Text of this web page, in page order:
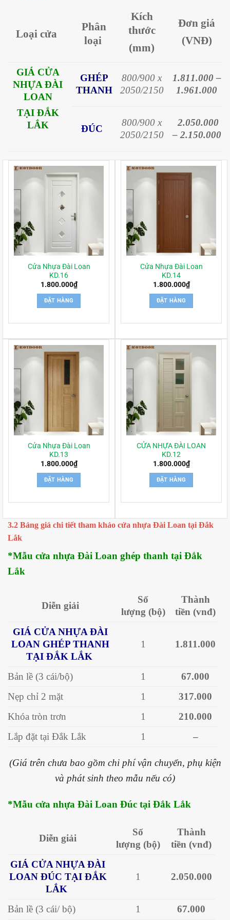
Loại cửa
Phân
loại
Kích
thước
(mm)
Đơn giá
(VNĐ)
GIÁ CỬA
NHỰA ĐÀI
LOAN
TẠI ĐẮK
LẮK
GHÉP
THANH
800/900 x
2050/2150
1.811.000 –
1.961.000
ĐÚC
800/900 x
2050/2150
2.050.000
– 2.150.000
Cửa Nhựa Đài Loan
KD.16
1.800.000₫
ĐẶT HÀNG
Cửa Nhựa Đài Loan
KD.14
1.800.000₫
ĐẶT HÀNG
Cửa Nhựa Đài Loan
KD.13
1.800.000₫
ĐẶT HÀNG
CỬA NHỰA ĐÀI LOAN
KD.12
1.800.000₫
ĐẶT HÀNG
3.2 Bảng giá chi tiết tham khảo cửa nhựa Đài Loan tại Đắk
Lắk
*Mẫu cửa nhựa Đài Loan ghép thanh tại Đắk
Lắk
Diễn giải
Số
lượng (bộ)
Thành
tiền (vnđ)
GIÁ CỬA NHỰA ĐÀI
LOAN GHÉP THANH
TẠI ĐẮK LẮK
1 1.811.000
Bản lề (3 cái/bộ) 1
67.000
Nẹp chỉ 2 mặt
1
317.000
Khóa tròn trơn
1
210.000
Lắp đặt tại Đắk Lắk
1 –
(Giá trên chưa bao gồm chi phí vận chuyển, phụ kiện
và phát sinh theo mẫu nếu có)
*Mẫu cửa nhựa Đài Loan Đúc tại Đắk Lắk
Diễn giải
Số
lượng (bộ)
Thành
tiền (vnđ)
GIÁ CỬA NHỰA ĐÀI
LOAN ĐÚC TẠI ĐẮK
LẮK
1 2.050.000
Bản lề (3 cái/ bộ) 1 67.000